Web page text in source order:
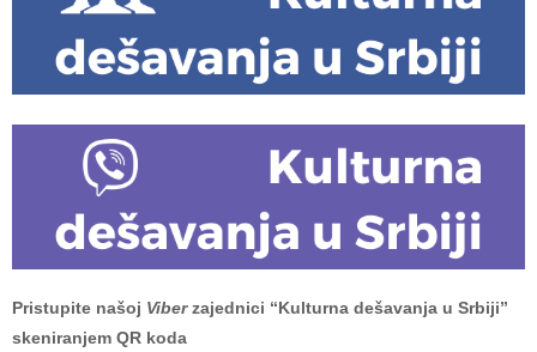
Pristupite našoj Viberzajednici “Kulturna dešavanja u Srbiji”
skeniranjem QR koda